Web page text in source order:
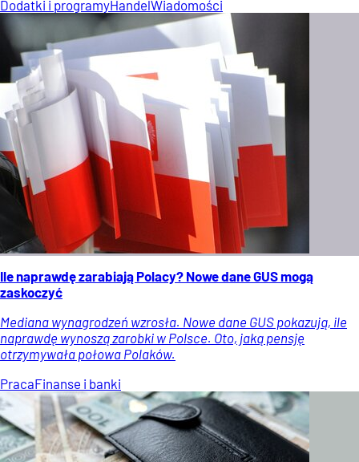
Dodatki i programyHandelWiadomości
Ile naprawdę zarabiają Polacy? Nowe dane GUS mogą
zaskoczyć
Mediana wynagrodzeń wzrosła. Nowe dane GUS pokazują, ile
naprawdę wynoszą zarobki w Polsce. Oto, jaką pensję
otrzymywała połowa Polaków.
PracaFinanse i banki